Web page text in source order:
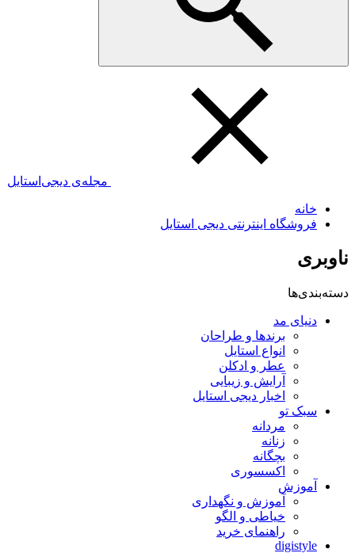
مجله‌ی دیجی‌استایل
خانه
فروشگاه اینترنتی دیجی استایل
ناوبری
دسته‌بندی‌ها
دنیای مد
برندها و طراحان
انواع استایل
عطر و ادکلن
آرایش و زیبایی
اخبار دیجی استایل
سبک تو
مردانه
زنانه
بچگانه
اکسسوری
آموزش
آموزش و نگهداری
خیاطی و الگو
راهنمای خرید
digistyle